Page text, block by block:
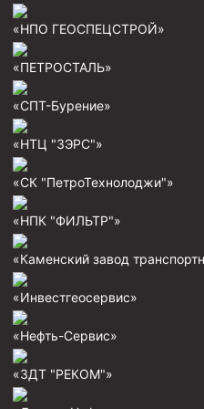
Муфта ОТТМ 146
Муфта БТС 324
Муфта БТС 168
Муфта ОТТМ 127
Муфта БТС 146
Муфта ОТТМ 178
Муфта ОТТМ 168
«НПО ГЕОСПЕЦСТРОЙ»
«ПЕТРОСТАЛЬ»
«СПТ-Бурение»
«НТЦ "ЗЭРС"»
«СК "ПетроТехнолоджи"»
«НПК "ФИЛЬТР"»
«Каменский завод
«Инвестгеосервис»
«Нефть-Сервис»
«ЗДТ "РЕКОМ"»